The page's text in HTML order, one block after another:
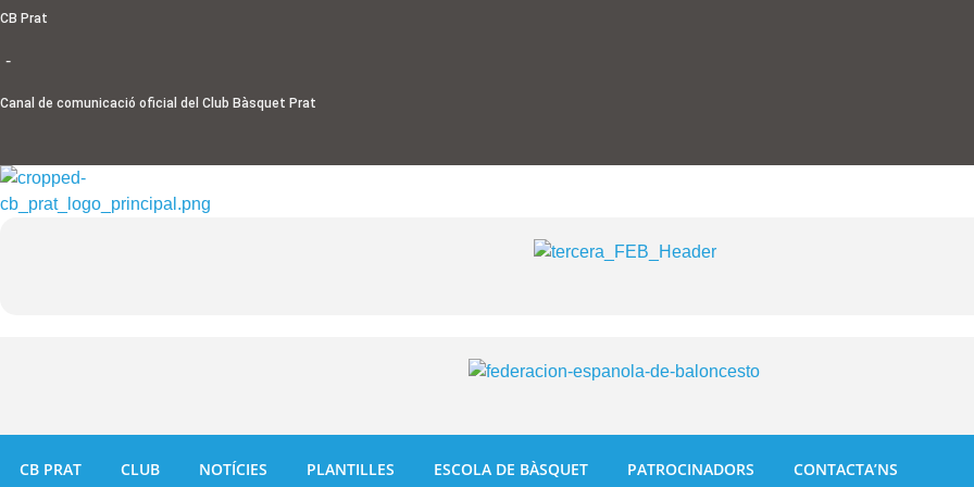
Ir
contenido
CB Prat
-
Canal de comunicació oficial del Club Bàsquet Prat
CB PRAT CLUB NOTÍCIES PLANTILLES ESCOLA DE BÀSQUET PATROCINADORS CONTACTA’NS